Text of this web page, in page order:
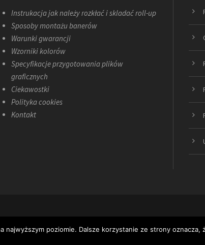
Instrukacja jak należy rozkłać i skladać roll-up
Sposoby montażu banerów
Warunki gwarancji
Wzorniki kolorów
Specyfikacje przygotowania plików
graficznych
Ciekawostki
Polityka cookies
Kontakt
2019 ARTGRAF SZCZECIN ALL RIGHT RESERVED
najwyższym poziomie. Dalsze korzystanie ze strony oznacza,